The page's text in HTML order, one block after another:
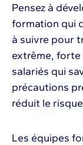
Pensez à
formation qui
à suivre pour
extrême, forte
salariés qui
précautions
réduit le
Les équipes